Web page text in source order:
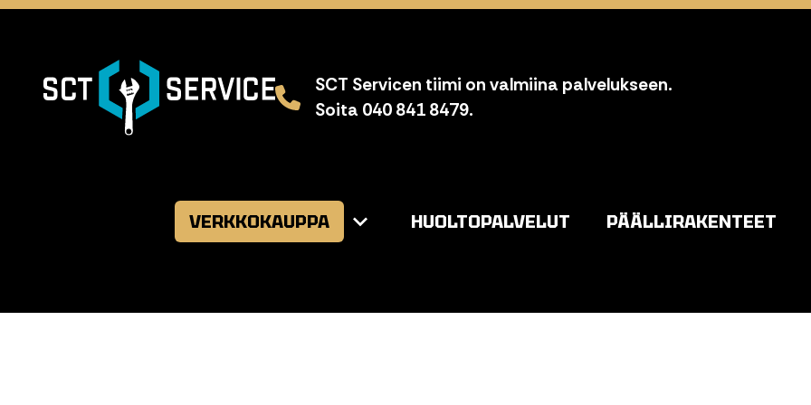
SCT Servicen tiimi on valmiina palvelukseen.
Soita 040 841 8479.
VERKKOKAUPPA HUOLTOPALVELUT PÄÄLLIRAKENTEET